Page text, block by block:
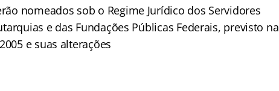
nomeados sob o Regime Jurídico dos Servidores
e das Fundações Públicas Federais, previsto na
e suas alterações